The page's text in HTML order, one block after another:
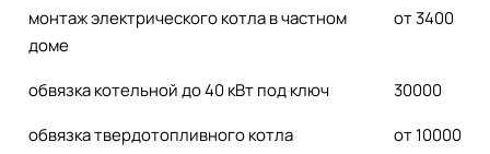
монтаж электрического котла в частном
доме
от 3400
обвязка котельной до 40 кВт под ключ
30000
обвязка твердотопливного котла
от 10000